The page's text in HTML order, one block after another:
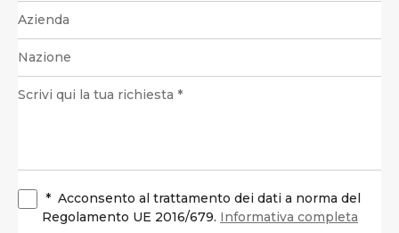
* Acconsento al trattamento dei dati a norma del
Regolamento UE 2016/679. Informativa completa